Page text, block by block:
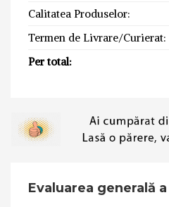
Calitatea Produselor:
Termen de Livrare/Curierat:
Per total:
Evaluarea generală